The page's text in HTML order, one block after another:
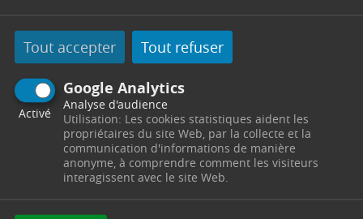
Tout accepter Tout refuser
Google Analytics
Activé
Analyse d'audience
Utilisation: Les cookies statistiques aident les
propriétaires du site Web, par la collecte et la
communication d'informations de manière
anonyme, à comprendre comment les visiteurs
interagissent avec le site Web.